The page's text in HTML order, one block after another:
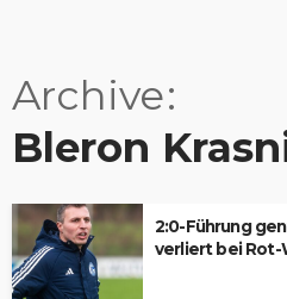
Archive
Bleron
2:0-Führung
verliert bei Rot-